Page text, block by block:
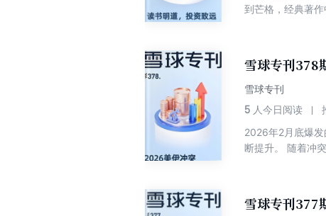
到芒格，经典著
读帮助投资者理
界，离开边界的
越周期的定力与
雪球专刊
雪球专刊
5 人今日阅读
2026年2月底爆
断提升。 随着冲
雪球专刊